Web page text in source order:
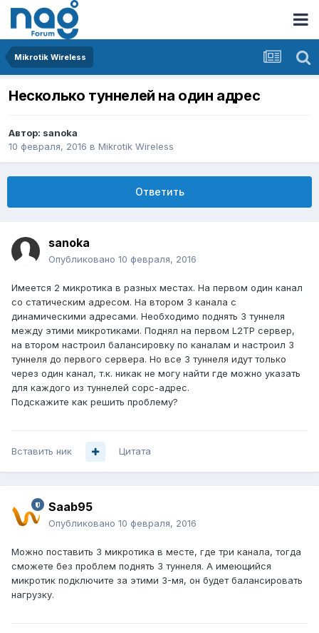
Mikrotik Wireless
Несколько туннелей на один адрес
Автор: sanoka
10 февраля, 2016 в Mikrotik Wireless
Ответить
sanoka
Опубликовано 10 февраля, 2016
Имеется 2 микротика в разных местах. На первом один канал
со статическим адресом. На втором 3 канала с
динамическими адресами. Необходимо поднять 3 туннеля
между этими микротиками. Поднял на первом L2TP сервер,
на втором настроил балансировку по каналам и настроил 3
туннеля до первого сервера. Но все 3 туннеля идут только
через один канал, т.к. никак не могу найти где можно указать
для каждого из туннелей сорс-адрес.
Подскажите как решить проблему?
Вставить ник Цитата
Saab95
Опубликовано 10 февраля, 2016
Можно поставить 3 микротика в месте, где три канала, тогда
сможете без проблем поднять 3 туннеля. А имеющийся
микротик подключите за этими 3-мя, он будет балансировать
нагрузку.